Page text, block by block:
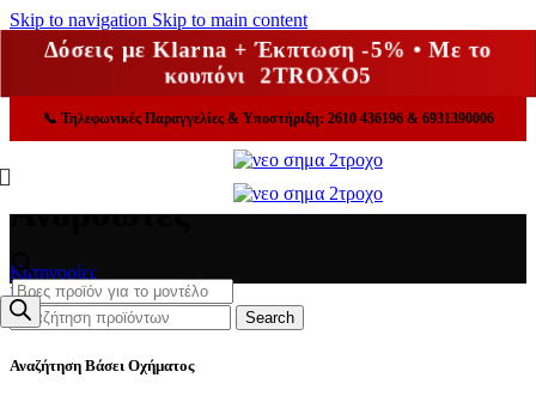
Skip to navigation Skip to main content
Δόσεις με Klarna + Έκπτωση -5% • Με το
κουπόνι 2TROXO5
📞 Τηλεφωνικές Παραγγελίες & Υποστήριξη: 2610 436196 & 6931390006
Products
search
Ανορθωτές
Κατηγορίες
Κλείσε
Search
Αναζήτηση Βάσει Οχήματος